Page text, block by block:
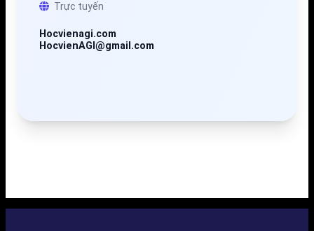
Trực tuyến
Hocvienagi.com
HocvienAGI@gmail.com